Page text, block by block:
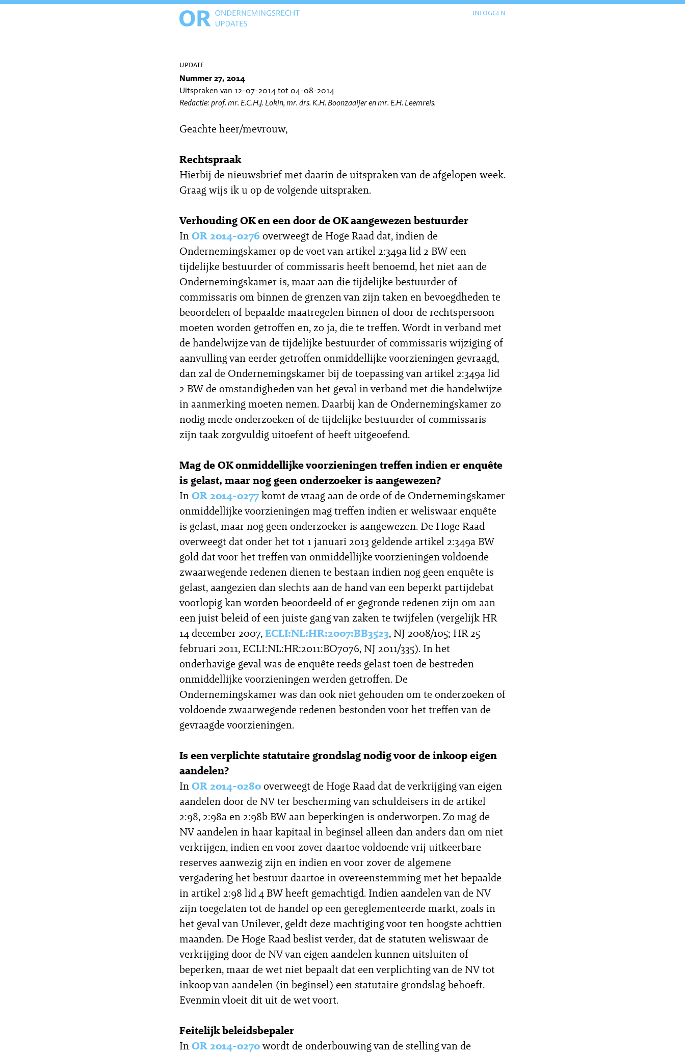
inloggen
update
Nummer 27, 2014
Uitspraken van 12-07-2014 tot 04-08-2014
Redactie: prof. mr. E.C.H.J. Lokin, mr. drs. K.H. Boonzaaijer en mr. E.H. Leemreis.
Geachte heer/mevrouw,
Rechtspraak
Hierbij de nieuwsbrief met daarin de uitspraken van de afgelopen week.
Graag wijs ik u op de volgende uitspraken.
Verhouding OK en een door de OK aangewezen bestuurder
InOR 2014-0276 overweegt de Hoge Raad dat, indien de
Ondernemingskamer op de voet van artikel 2:349a lid 2 BW een
tijdelijke bestuurder of commissaris heeft benoemd, het niet aan de
Ondernemingskamer is, maar aan die tijdelijke bestuurder of
commissaris om binnen de grenzen van zijn taken en bevoegdheden te
beoordelen of bepaalde maatregelen binnen of door de rechtspersoon
moeten worden getroffen en, zo ja, die te treffen. Wordt in verband met
de handelwijze van de tijdelijke bestuurder of commissaris wijziging of
aanvulling van eerder getroffen onmiddellijke voorzieningen gevraagd,
dan zal de Ondernemingskamer bij de toepassing van artikel 2:349a lid
2 BW de omstandigheden van het geval in verband met die handelwijze
in aanmerking moeten nemen. Daarbij kan de Ondernemingskamer zo
nodig mede onderzoeken of de tijdelijke bestuurder of commissaris
zijn taak zorgvuldig uitoefent of heeft uitgeoefend.
Mag de OK onmiddellijke voorzieningen treffen indien er enquête
is gelast, maar nog geen onderzoeker is aangewezen?
InOR 2014-0277komt de vraag aan de orde of de Ondernemingskamer
onmiddellijke voorzieningen mag treffen indien er weliswaar enquête
is gelast, maar nog geen onderzoeker is aangewezen. De Hoge Raad
overweegt dat onder het tot 1 januari 2013 geldende artikel 2:349a BW
gold dat voor het treffen van onmiddellijke voorzieningen voldoende
zwaarwegende redenen dienen te bestaan indien nog geen enquête is
gelast, aangezien dan slechts aan de hand van een beperkt partijdebat
voorlopig kan worden beoordeeld of er gegronde redenen zijn om aan
een juist beleid of een juiste gang van zaken te twijfelen (vergelijk HR
14 december 2007,ECLI:NL:HR:2007:BB3523, NJ 2008/105; HR 25
februari 2011, ECLI:NL:HR:2011:BO7076, NJ 2011/335). In het
onderhavige geval was de enquête reeds gelast toen de bestreden
onmiddellijke voorzieningen werden getroffen. De
Ondernemingskamer was dan ook niet gehouden om te onderzoeken of
voldoende zwaarwegende redenen bestonden voor het treffen van de
gevraagde voorzieningen.
Is een verplichte statutaire grondslag nodig voor de inkoop eigen
aandelen?
InOR 2014-0280overweegt de Hoge Raad dat de verkrijging van eigen
aandelen door de NV ter bescherming van schuldeisers in de artikel
2:98, 2:98a en 2:98b BW aan beperkingen is onderworpen. Zo mag de
NV aandelen in haar kapitaal in beginsel alleen dan anders dan om niet
verkrijgen, indien en voor zover daartoe voldoende vrij uitkeerbare
reserves aanwezig zijn en indien en voor zover de algemene
vergadering het bestuur daartoe in overeenstemming met het bepaalde
in artikel 2:98 lid 4 BW heeft gemachtigd. Indien aandelen van de NV
zijn toegelaten tot de handel op een gereglementeerde markt, zoals in
het geval van Unilever, geldt deze machtiging voor ten hoogste achttien
maanden. De Hoge Raad beslist verder, dat de statuten weliswaar de
verkrijging door de NV van eigen aandelen kunnen uitsluiten of
beperken, maar de wet niet bepaalt dat een verplichting van de NV tot
inkoop van aandelen (in beginsel) een statutaire grondslag behoeft.
Evenmin vloeit dit uit de wet voort.
Feitelijk beleidsbepaler
InOR 2014-0270wordt de onderbouwing van de stelling van de